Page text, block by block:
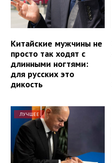
Китайские мужчины не
просто так ходят с
длинными ногтями:
для русских это
дикость
ЛУЧШЕЕ